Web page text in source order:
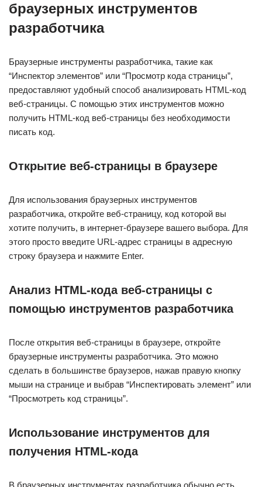
браузерных инструментов
разработчика
Браузерные инструменты разработчика, такие как
“Инспектор элементов” или “Просмотр кода страницы”,
предоставляют удобный способ анализировать HTML-код
веб-страницы. С помощью этих инструментов можно
получить HTML-код веб-страницы без необходимости
писать код.
Открытие веб-страницы в браузере
Для использования браузерных инструментов
разработчика, откройте веб-страницу, код которой вы
хотите получить, в интернет-браузере вашего выбора. Для
этого просто введите URL-адрес страницы в адресную
строку браузера и нажмите Enter.
Анализ HTML-кода веб-страницы с
помощью инструментов разработчика
После открытия веб-страницы в браузере, откройте
браузерные инструменты разработчика. Это можно
сделать в большинстве браузеров, нажав правую кнопку
мыши на странице и выбрав “Инспектировать элемент” или
“Просмотреть код страницы”.
Использование инструментов для
получения HTML-кода